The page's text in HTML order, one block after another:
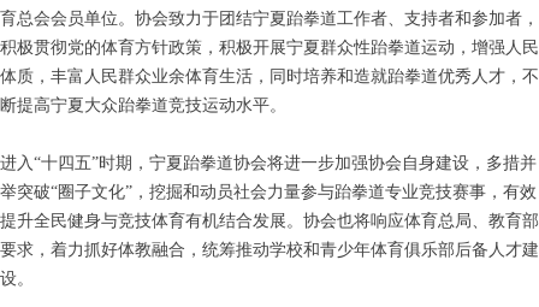
育总会会员单位。协会致力于团结宁夏跆拳道工作者、支持者和参加者，
积极贯彻党的体育方针政策，积极开展宁夏群众性跆拳道运动，增强人民
体质，丰富人民群众业余体育生活，同时培养和造就跆拳道优秀人才，不
断提高宁夏大众跆拳道竞技运动水平。
进入“十四五”时期，宁夏跆拳道协会将进一步加强协会自身建设，多措并
举突破“圈子文化”，挖掘和动员社会力量参与跆拳道专业竞技赛事，有效
提升全民健身与竞技体育有机结合发展。协会也将响应体育总局、教育部
要求，着力抓好体教融合，统筹推动学校和青少年体育俱乐部后备人才建
设。